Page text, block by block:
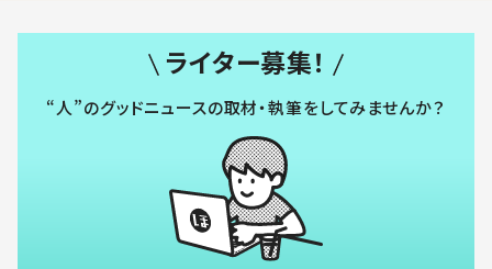
ライター募集！
“人”のグッドニュースの取材・執筆をしてみませんか？